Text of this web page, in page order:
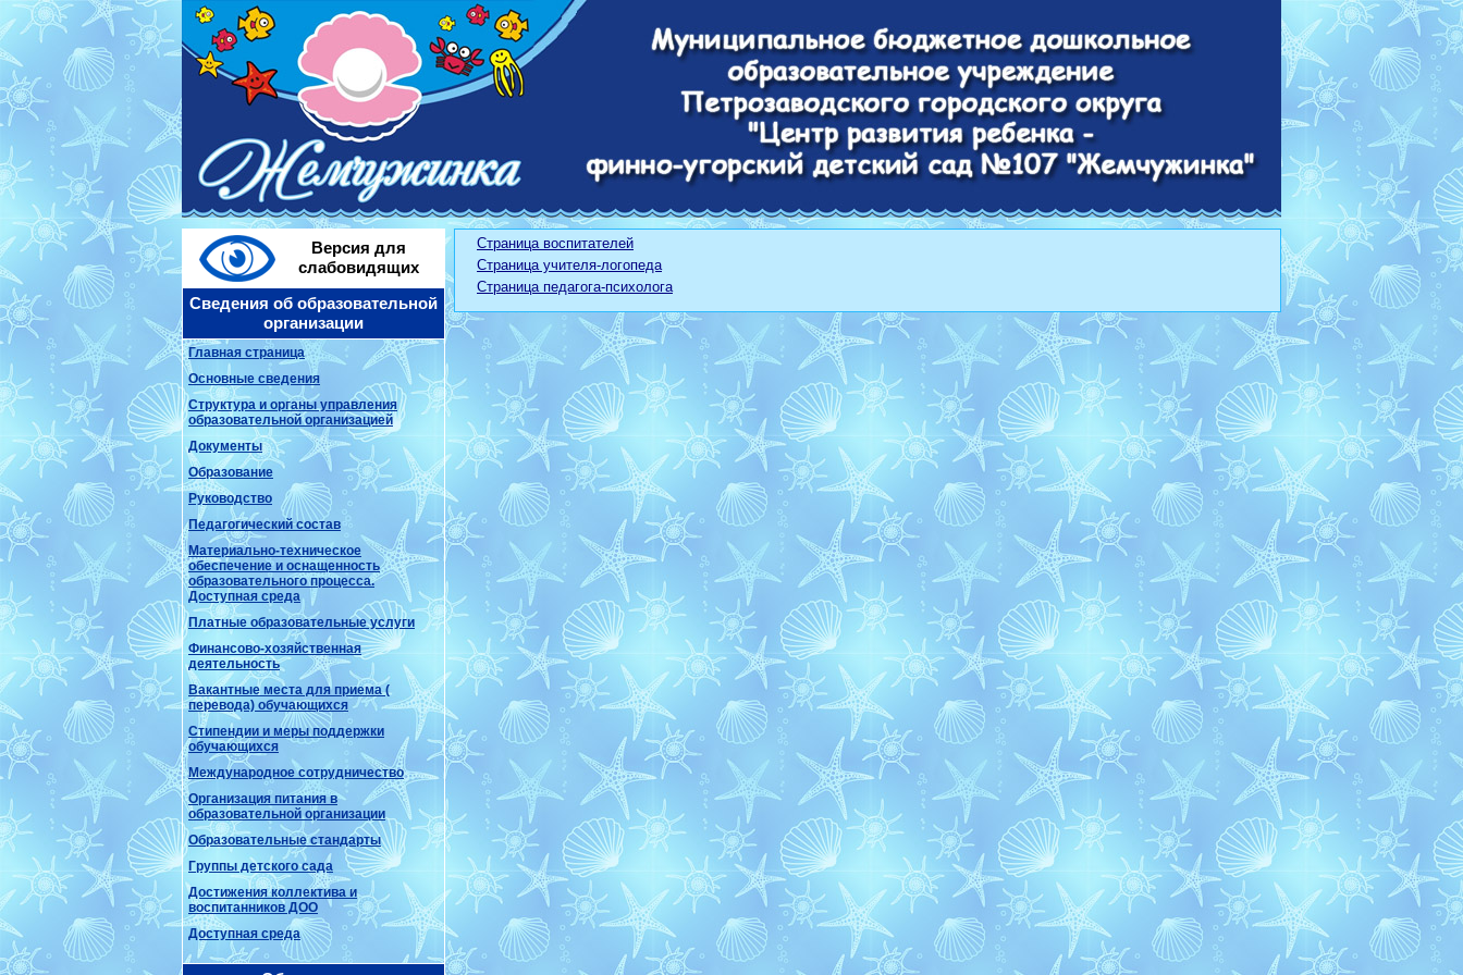
Версия для
слабовидящих
Сведения об образовательной
организации
Главная страница
Основные сведения
Структура и органы управления
образовательной организацией
Документы
Образование
Руководство
Педагогический состав
Материально-техническое
обеспечение и оснащенность
образовательного процесса.
Доступная среда
Платные образовательные услуги
Финансово-хозяйственная
деятельность
Вакантные места для приема (
перевода) обучающихся
Стипендии и меры поддержки
обучающихся
Международное сотрудничество
Организация питания в
образовательной организации
Образовательные стандарты
Группы детского сада
Достижения коллектива и
воспитанников ДОО
Доступная среда
Страница воспитателей
Страница учителя-логопеда
Страница педагога-психолога